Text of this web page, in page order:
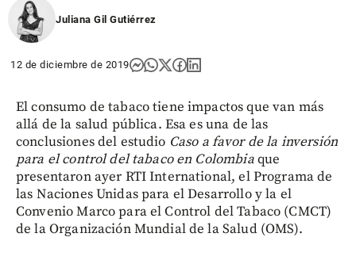
Juliana Gil Gutiérrez
12 de diciembre de 2019
El consumo de tabaco tiene impactos que van más
allá de la salud pública. Esa es una de las
conclusiones del estudio Caso a favor de la inversión
para el control del tabaco en Colombiaque
presentaron ayer RTI International, el Programa de
las Naciones Unidas para el Desarrollo y la el
Convenio Marco para el Control del Tabaco (CMCT)
de la Organización Mundial de la Salud (OMS).